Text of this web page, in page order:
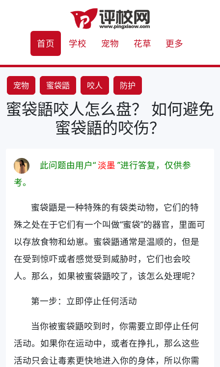
首页 学校 宠物 花草 更多
宠物 蜜袋鼯 咬人 防护
蜜袋鼯咬人怎么盘？ 如何避免
蜜袋鼯的咬伤？
此问题由用户“淡墨 ”进行答复，仅供参
考。
蜜袋鼯是一种特殊的有袋类动物，它们的特
殊之处在于它们有一个叫做“蜜袋”的器官，里面可
以存放食物和幼崽。蜜袋鼯通常是温顺的，但是
在受到惊吓或者感觉受到威胁时，它们也会咬
人。那么，如果被蜜袋鼯咬了，该怎么处理呢？
第一步：立即停止任何活动
当你被蜜袋鼯咬到时，你需要立即停止任何
活动。如果你在运动中，或者在挣扎，那么这些
活动只会让毒素更快地进入你的身体，所以你需